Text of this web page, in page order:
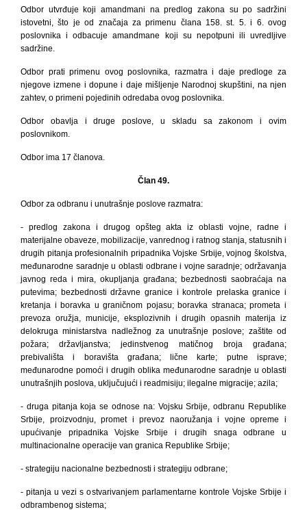
Odbor utvrđuje koji amandmani na predlog zakona su po sadržini
istovetni, što je od značaja za primenu člana 158. st. 5. i 6. ovog
poslovnika i odbacuje amandmane koji su nepotpuni ili uvredljive
sadržine.
Odbor prati primenu ovog poslovnika, razmatra i daje predloge za
njegove izmene i dopune i daje mišljenje Narodnoj skupštini, na njen
zahtev, o primeni pojedinih odredaba ovog poslovnika.
Odbor obavlja i druge poslove, u skladu sa zakonom i ovim
poslovnikom.
Odbor ima 17 članova.
Član 49.
Odbor za odbranu i unutrašnje poslove razmatra:
- predlog zakona i drugog opšteg akta iz oblasti vojne, radne i
materijalne obaveze, mobilizacije, vanrednog i ratnog stanja, statusnih i
drugih pitanja profesionalnih pripadnika Vojske Srbije, vojnog školstva,
međunarodne saradnje u oblasti odbrane i vojne saradnje; održavanja
javnog reda i mira, okupljanja građana; bezbednosti saobraćaja na
putevima; bezbednosti državne granice i kontrole prelaska granice i
kretanja i boravka u graničnom pojasu; boravka stranaca; prometa i
prevoza oružja, municije, eksplozivnih i drugih opasnih materija iz
delokruga ministarstva nadležnog za unutrašnje poslove; zaštite od
požara; državljanstva; jedinstvenog matičnog broja građana;
prebivališta i boravišta građana; lične karte; putne isprave;
međunarodne pomoći i drugih oblika međunarodne saradnje u oblasti
unutrašnjih poslova, uključujući i readmisiju; ilegalne migracije; azila;
- druga pitanja koja se odnose na: Vojsku Srbije, odbranu Republike
Srbije, proizvodnju, promet i prevoz naoružanja i vojne opreme i
upućivanje pripadnika Vojske Srbije i drugih snaga odbrane u
multinacionalne operacije van granica Republike Srbije;
- strategiju nacionalne bezbednosti i strategiju odbrane;
- pitanja u vezi s ostvarivanjem parlamentarne kontrole Vojske Srbije i
odbrambenog sistema;